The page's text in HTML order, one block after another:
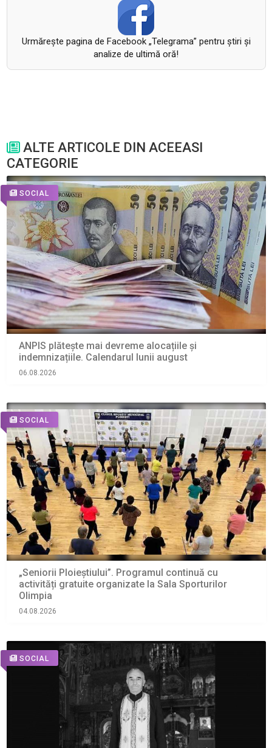
Urmăreşte pagina de Facebook „Telegrama” pentru ştiri şi
analize de ultimă oră!
ALTE ARTICOLE DIN ACEEASI
CATEGORIE
SOCIAL
ANPIS plătește mai devreme alocațiile și
indemnizațiile. Calendarul lunii august
06.08.2026
SOCIAL
„Seniorii Ploieștiului”. Programul continuă cu
activități gratuite organizate la Sala Sporturilor
Olimpia
04.08.2026
SOCIAL